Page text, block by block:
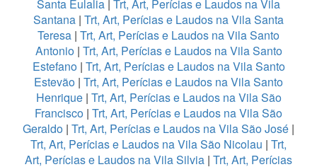
Santa Eulalia | Trt, Art, Perícias e Laudos na Vila
Santana | Trt, Art, Perícias e Laudos na Vila Santa
Teresa | Trt, Art, Perícias e Laudos na Vila Santo
Antonio| Trt, Art, Perícias e Laudos na Vila Santo
Estefano| Trt, Art, Perícias e Laudos na Vila Santo
Estevão | Trt, Art, Perícias e Laudos na Vila Santo
Henrique| Trt, Art, Perícias e Laudos na Vila São
Francisco | Trt, Art, Perícias e Laudos na Vila São
Geraldo | Trt, Art, Perícias e Laudos na Vila São José |
Trt, Art, Perícias e Laudos na Vila São Nicolau | Trt,
Art, Perícias e Laudos na Vila Silvia | Trt, Art, Perícias